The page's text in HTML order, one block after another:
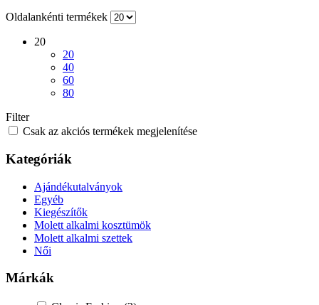
Oldalankénti termékek
20
20
40
60
80
Filter
Csak az akciós termékek megjelenítése
Kategóriák
Ajándékutalványok
Egyéb
Kiegészítők
Molett alkalmi kosztümök
Molett alkalmi szettek
Női
Márkák